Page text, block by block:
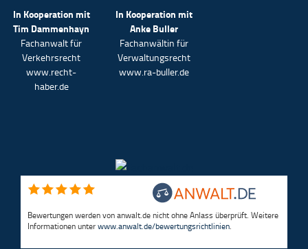
In Kooperation mit
Tim Dammenhayn
Fachanwalt für
Verkehrsrecht
www.recht-
haber.de
In Kooperation mit
Anke Buller
Fachanwältin für
Verwaltungsrecht
www.ra-buller.de
Bewertungen werden von anwalt.de nicht ohne Anlass überprüft. Weitere
Informationen unterwww.anwalt.de/bewertungsrichtlinien.